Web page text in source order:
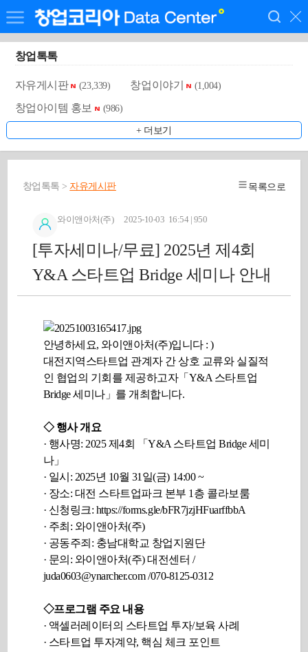
창업톡톡
자유게시판 (23,339) 창업이야기 (1,004)
창업아이템 홍보 (986)
+ 더보기
창업톡톡 > 자유게시판 목록으로
와이앤아처(주) 2025-10-03 16:54 | 950
[투자세미나/무료] 2025년 제4회
Y&A 스타트업 Bridge 세미나 안내
안녕하세요, 와이앤아처(주)입니다 : )
대전지역스타트업 관계자 간 상호 교류와 실질적
인 협업의 기회를 제공하고자「Y&A 스타트업
Bridge 세미나」를 개최합니다.
◇ 행사 개요
· 행사명: 2025 제4회 「Y&A 스타트업 Bridge 세미
나」
· 일시: 2025년 10월 31일(금) 14:00 ~
· 장소: 대전 스타트업파크 본부 1층 콜라보룸
· 신청링크: https://forms.gle/bFR7jzjHFuarffbbA
· 주최: 와이앤아처(주)
· 공동주죄: 충남대학교 창업지원단
· 문의: 와이앤아처(주) 대전센터 /
juda0603@ynarcher.com /070-8125-0312
◇프로그램 주요 내용
· 액셀러레이터의 스타트업 투자/보육 사례
· 스타트업 투자계약, 핵심 체크 포인트